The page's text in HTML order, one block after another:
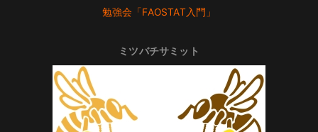
勉強会「FAOSTAT入門」
ミツバチサミット